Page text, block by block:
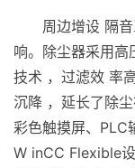
周边增设 隔
响。除尘器采用
技术 ，过滤效 率
沉降 ，延长了除
彩色触摸屏、PLC
W inCC Flexible